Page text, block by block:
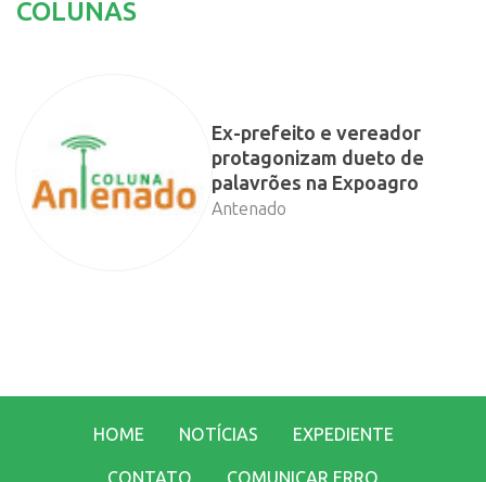
COLUNAS
Ex-prefeito e vereador
protagonizam dueto de
palavrões na Expoagro
Antenado
HOME NOTÍCIAS EXPEDIENTE